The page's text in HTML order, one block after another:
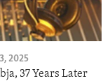
2025
37 Years Later